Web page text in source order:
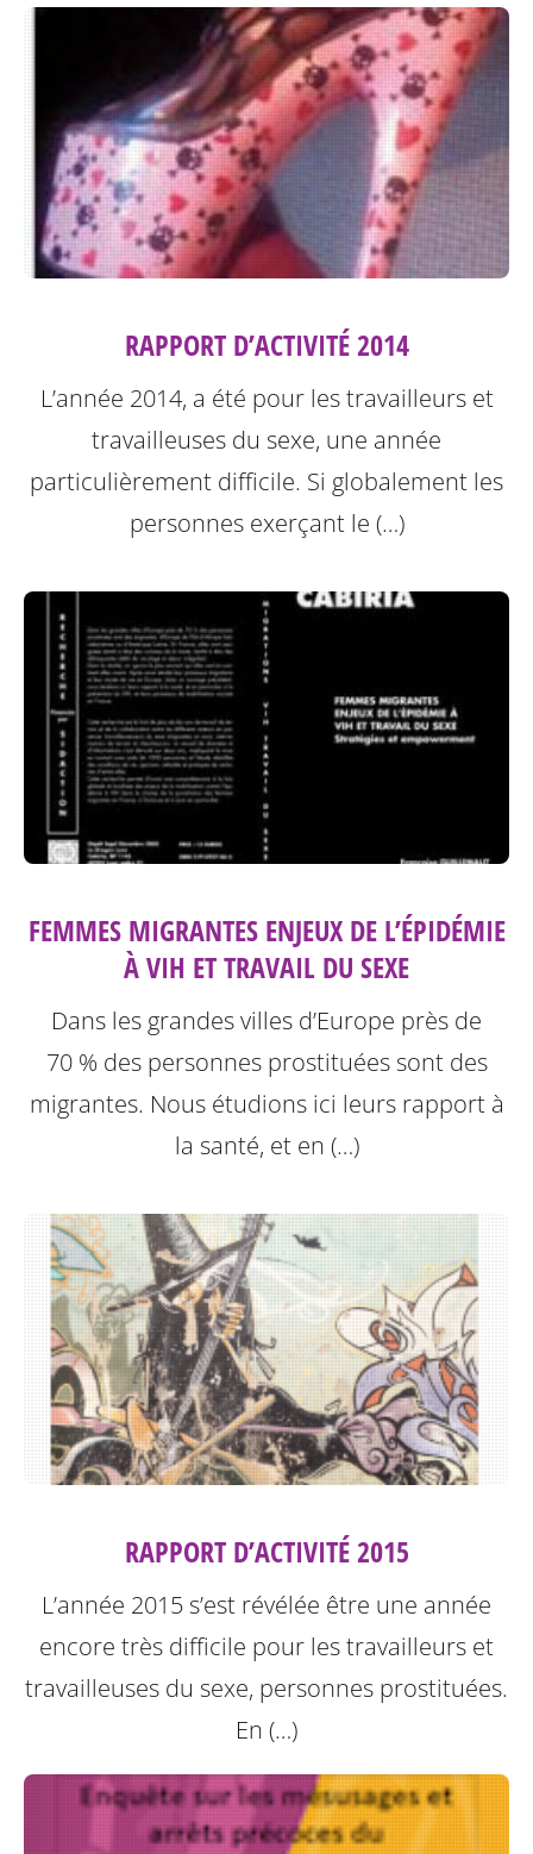
RAPPORT D’ACTIVITÉ 2014
L’année 2014, a été pour les travailleurs et
travailleuses du sexe, une année
particulièrement difficile. Si globalement les
personnes exerçant le (…)
FEMMES MIGRANTES ENJEUX DE L’ÉPIDÉMIE
À VIH ET TRAVAIL DU SEXE
Dans les grandes villes d’Europe près de
70 % des personnes prostituées sont des
migrantes. Nous étudions ici leurs rapport à
la santé, et en (…)
RAPPORT D’ACTIVITÉ 2015
L’année 2015 s’est révélée être une année
encore très difficile pour les travailleurs et
travailleuses du sexe, personnes prostituées.
En (…)